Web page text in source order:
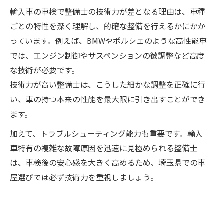
輸入車の車検で整備士の技術力が差となる理由は、車種
ごとの特性を深く理解し、的確な整備を行えるかにかか
っています。例えば、BMWやポルシェのような高性能車
では、エンジン制御やサスペンションの微調整など高度
な技術が必要です。
技術力が高い整備士は、こうした細かな調整を正確に行
い、車の持つ本来の性能を最大限に引き出すことができ
ます。
加えて、トラブルシューティング能力も重要です。輸入
車特有の複雑な故障原因を迅速に見極められる整備士
は、車検後の安心感を大きく高めるため、埼玉県での車
屋選びでは必ず技術力を重視しましょう。